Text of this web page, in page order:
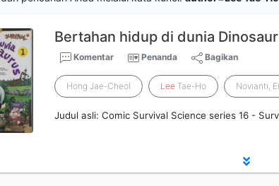
Bertahan hidup di dunia
Komentar Penanda Bagikan
Hong Jae-Cheol Lee Tae-Ho Novianti,
Judul asli: Comic Survival Science series 16 -